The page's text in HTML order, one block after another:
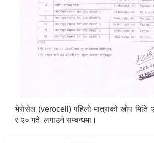
भेराेसेल (verocell) पहिलो मात्राको खोप
र २० गते लगाउने सम्बन्धमा।